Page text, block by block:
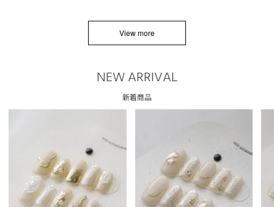
View more
NEW ARRIVAL
新着商品